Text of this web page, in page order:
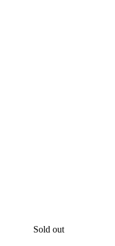
Sold out